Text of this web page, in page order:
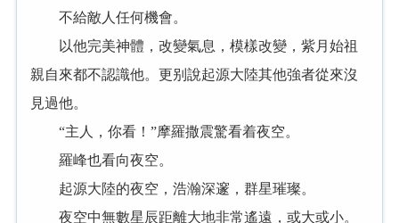
不給敵人任何機會。
以他完美神體，改變氣息，模樣改變，紫月始祖
親自來都不認識他。更别說起源大陸其他強者從來沒
見過他。
“主人，你看！”摩羅撒震驚看着夜空。
羅峰也看向夜空。
起源大陸的夜空，浩瀚深邃，群星璀璨。
夜空中無數星辰距離大地非常遙遠，或大或小。